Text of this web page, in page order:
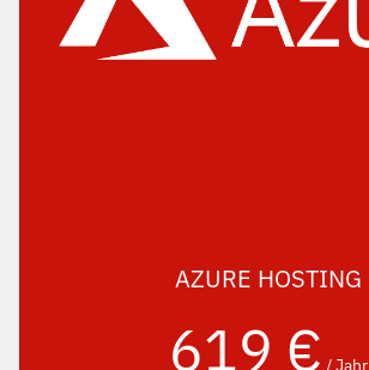
AZURE HOSTING
619 € / Jahr